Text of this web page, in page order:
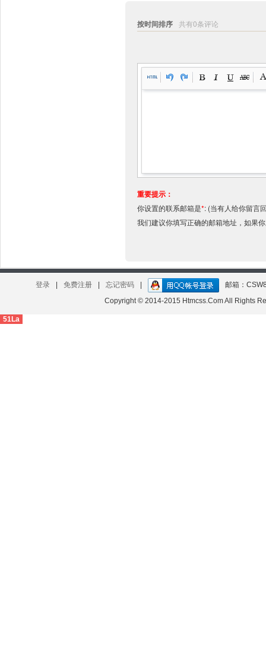
按时间排序 共有0条评论
重要提示：
你设置的联系邮箱是*: (当有人给你留言
我们建议你填写正确的邮箱地址，如果
登录 免费注册 忘记密码
邮箱：
Copyright © 2014-2015 Htmcss.Com All Rights
51La